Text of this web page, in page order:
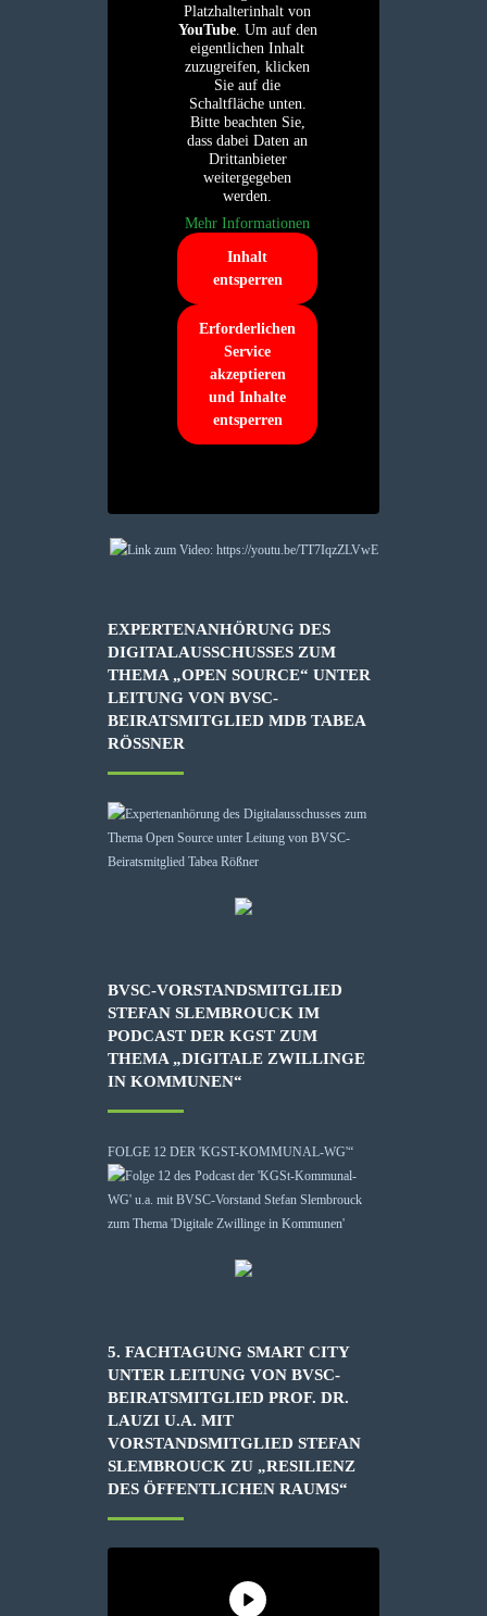
Platzhalterinhalt von
YouTube. Um auf den
eigentlichen Inhalt
zuzugreifen, klicken
Sie auf die
Schaltfläche unten.
Bitte beachten Sie,
dass dabei Daten an
Drittanbieter
weitergegeben
werden.
Mehr Informationen
Inhalt
entsperren
Erforderlichen
Service
akzeptieren
und Inhalte
entsperren
EXPERTENANHÖRUNG DES
DIGITALAUSSCHUSSES ZUM
THEMA „OPEN SOURCE“ UNTER
LEITUNG VON BVSC-
BEIRATSMITGLIED MDB TABEA
RÖSSNER
BVSC-VORSTANDSMITGLIED
STEFAN SLEMBROUCK IM
PODCAST DER KGST ZUM
THEMA „DIGITALE ZWILLINGE
IN KOMMUNEN“
FOLGE 12 DER 'KGST-KOMMUNAL-WG'“
5. FACHTAGUNG SMART CITY
UNTER LEITUNG VON BVSC-
BEIRATSMITGLIED PROF. DR.
LAUZI U.A. MIT
VORSTANDSMITGLIED STEFAN
SLEMBROUCK ZU „RESILIENZ
DES ÖFFENTLICHEN RAUMS“